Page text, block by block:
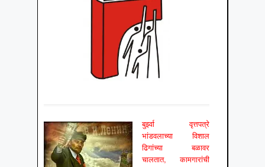
बुर्झ्वा वृत्तपत्रे
भांडवलाच्या विशाल
ढिगांच्या बळावर
चालतात, कामगारांची